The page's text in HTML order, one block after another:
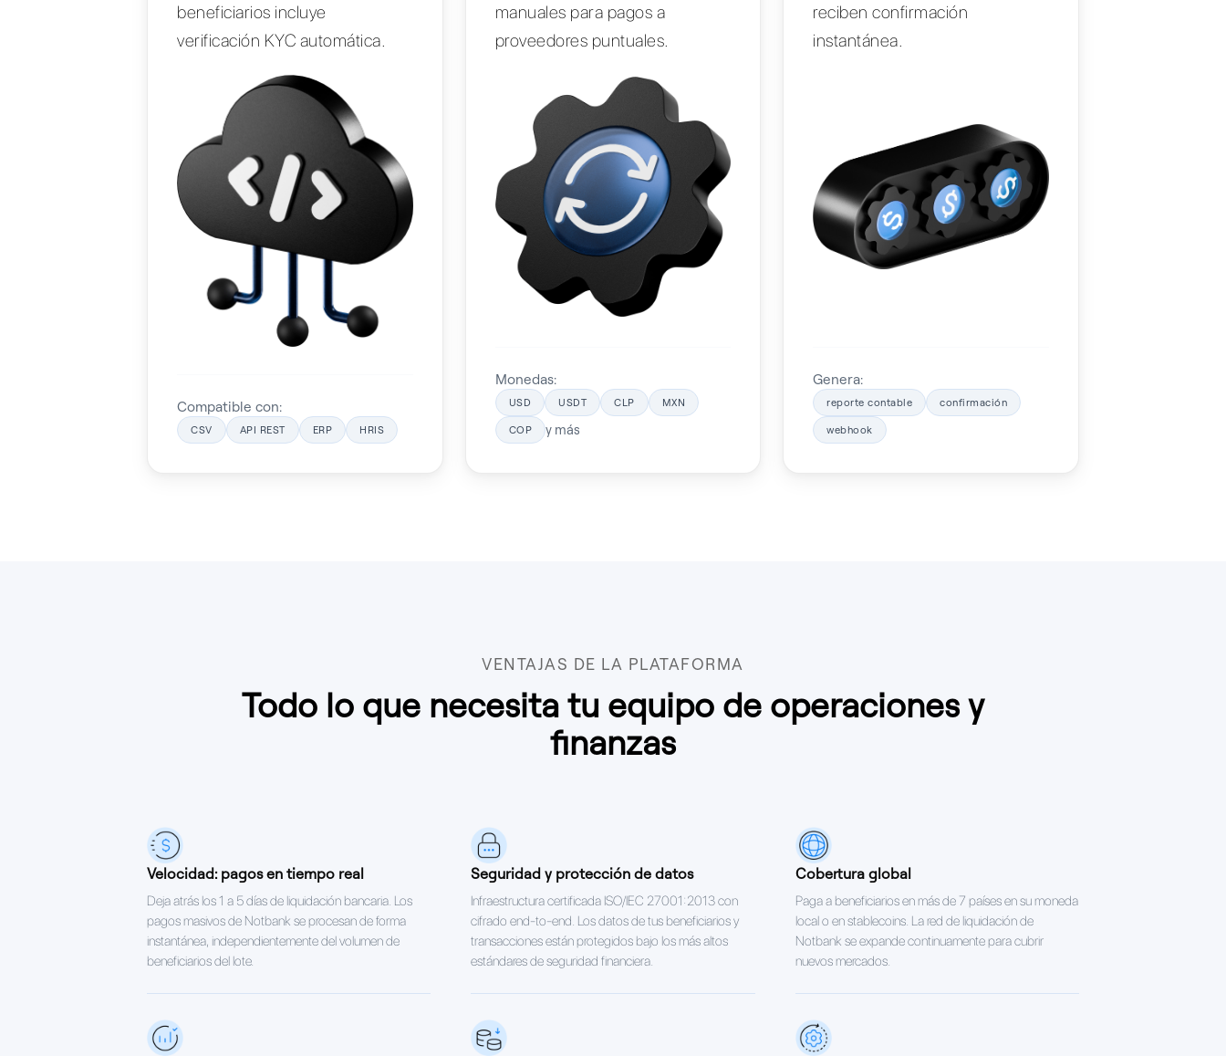
beneficiarios incluye
verificación KYC automática.
Compatible con:
CSV API REST ERP HRIS
manuales para pagos a
proveedores puntuales.
Monedas:
USD USDT CLP MXN
COP y más
reciben confirmación
instantánea.
Genera:
reporte contable confirmación
webhook
VENTAJAS DE LA PLATAFORMA
Todo lo que necesita tu equipo de operaciones y
finanzas
Velocidad: pagos en tiempo real
Deja atrás los 1 a 5 días de liquidación bancaria. Los
pagos masivos de Notbank se procesan de forma
instantánea, independientemente del volumen de
beneficiarios del lote.
Seguridad y protección de datos
Infraestructura certificada ISO/IEC 27001:2013 con
cifrado end-to-end. Los datos de tus beneficiarios y
transacciones están protegidos bajo los más altos
estándares de seguridad financiera.
Cobertura global
Paga a beneficiarios en más de 7 países en su moneda
local o en stablecoins. La red de liquidación de
Notbank se expande continuamente para cubrir
nuevos mercados.